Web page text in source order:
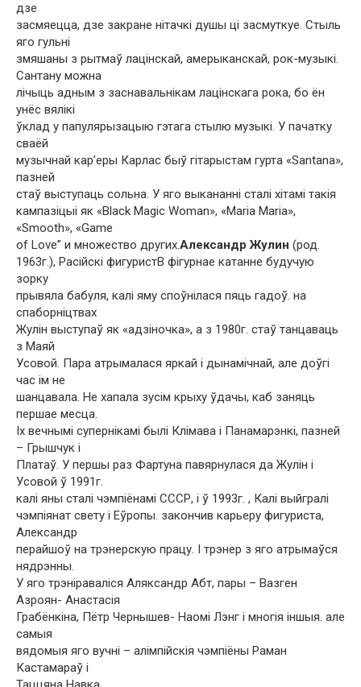
дзе
засмяецца, дзе закране нітачкі душы ці засмуткуе. Стыль
яго гульні
змяшаны з рытмаў лацінскай, амерыканскай, рок-музыкі.
Сантану можна
лічыць адным з заснавальнікам лацінскага рока, бо ён
унёс вялікі
ўклад у папулярызацыю гэтага стылю музыкі. У пачатку
сваёй
музычнай кар’еры Карлас быў гітарыстам гурта «Santana»,
пазней
стаў выступаць сольна. У яго выкананні сталі хітамі такія
кампазіцыі як «Black Magic Woman», «Maria Maria»,
«Smooth», «Game
of Love” и множество других.Александр Жулин (род.
1963г.), Расійскі фигуристВ фігурнае катанне будучую
зорку
прывяла бабуля, калі яму споўнілася пяць гадоў. на
спаборніцтвах
Жулін выступаў як «адзіночка», а з 1980г. стаў танцаваць
з Маяй
Усовой. Пара атрымалася яркай і дынамічнай, але доўгі
час ім не
шанцавала. Не хапала зусім крыху ўдачы, каб заняць
першае месца.
Іх вечнымі супернікамі былі Клімава і Панамарэнкі, пазней
– Грышчук і
Платаў. У першы раз Фартуна павярнулася да Жулін і
Усовой ў 1991г.
калі яны сталі чэмпіёнамі СССР, і ў 1993г. , Калі выйгралі
чэмпіянат свету і Еўропы. закончив карьеру фигуриста,
Александр
перайшоў на трэнерскую працу. І трэнер з яго атрымаўся
нядрэнны.
У яго трэніраваліся Аляксандр Абт, пары – Вазген
Азроян- Анастасія
Грабёнкіна, Пётр Чернышев- Наомі Лэнг і многія іншыя. але
самыя
вядомыя яго вучні – алімпійскія чэмпіёны Раман
Кастамараў і